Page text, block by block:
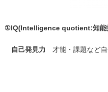
①IQ(Intelligence quotient:知能
自己発見力 才能・課題など自